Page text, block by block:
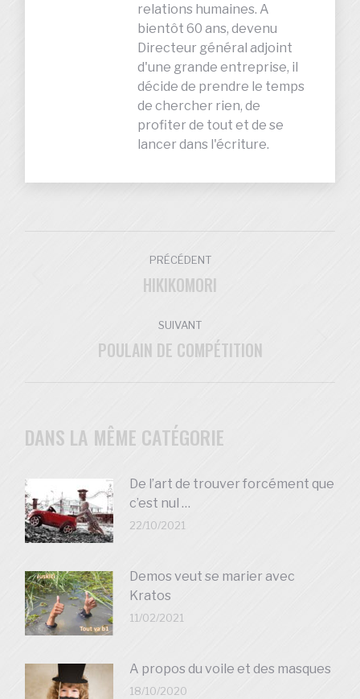
relations humaines. A
bientôt 60 ans, devenu
Directeur général adjoint
d'une grande entreprise, il
décide de prendre le temps
de chercher rien, de
profiter de tout et de se
lancer dans l'écriture.
NAVIGATIONPRÉCÉDENT
Article
:
HIKIKOMORI
SUIVANT
Article
POULAIN DE COMPÉTITION
DANS LA MÊME CATÉGORIE
De l’art de trouver forcément que
c’est nul …
22/10/2021
Demos veut se marier avec
Kratos
11/02/2021
A propos du voile et des masques
18/10/2020